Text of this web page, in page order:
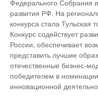
Федерального Собрания
развития РФ. На
конкурса стала
Конкурс содействует
России, обеспечивает
представить лучшие
отечественные бизнес-
победителем в
инновационной